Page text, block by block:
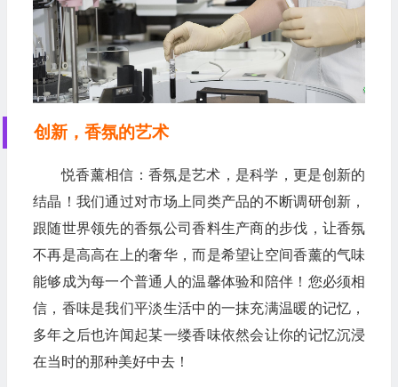
创新，香氛的艺术
悦香薰相信：香氛是艺术，是科学，更是创新的
结晶！我们通过对市场上同类产品的不断调研创新，
跟随世界领先的香氛公司香料生产商的步伐，让香氛
不再是高高在上的奢华，而是希望让空间香薰的气味
能够成为每一个普通人的温馨体验和陪伴！您必须相
信，香味是我们平淡生活中的一抹充满温暖的记忆，
多年之后也许闻起某一缕香味依然会让你的记忆沉浸
在当时的那种美好中去！